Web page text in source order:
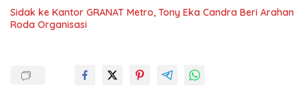
‎Sidak ke Kantor GRANAT Metro, Tony Eka Candra Beri Arahan
Roda Organisasi